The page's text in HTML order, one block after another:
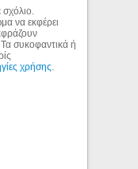
να εκφέρει
Τα συκοφαντικά ή
χρήσης